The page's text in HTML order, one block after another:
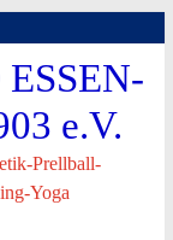
e.V.
Prellball-
Yoga